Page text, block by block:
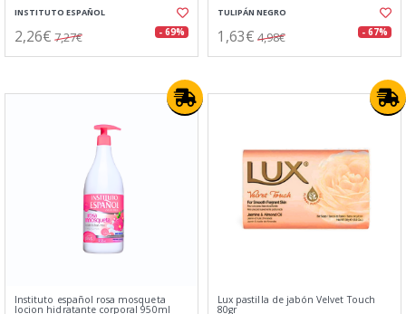
INSTITUTO ESPAÑOL
2,26€ 7,27€ - 69%
TULIPÁN NEGRO
1,63€ 4,98€ - 67%
Instituto español rosa mosqueta
locion hidratante corporal 950ml
Lux pastilla de jabón Velvet Touch
80gr